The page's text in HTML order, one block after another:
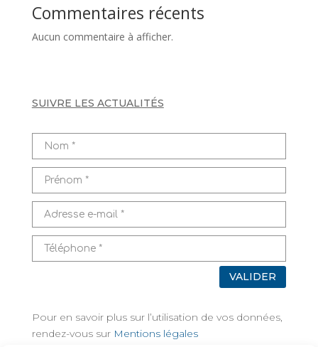
Commentaires récents
Aucun commentaire à afficher.
SUIVRE LES ACTUALITÉS
VALIDER
Pour en savoir plus sur l’utilisation de vos données,
rendez-vous sur Mentions légales